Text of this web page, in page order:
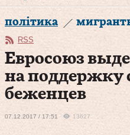
політика
RSS
Евросоюз
на поддержку
беженцев
07.12.2017 / 17:51 13627